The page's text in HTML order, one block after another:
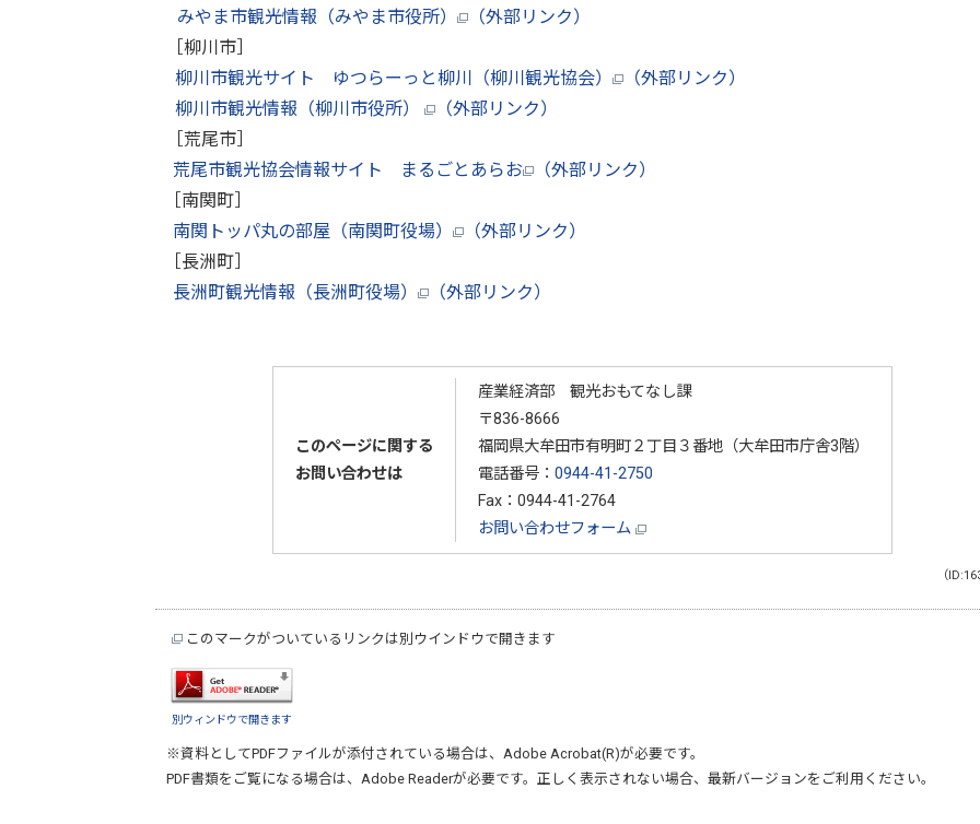
みやま市観光情報（みやま市役所）
（外部リンク）
［柳川市］
柳川市観光サイト ゆつらーっと柳川（柳川観光協会）
（外部リンク）
柳川市観光情報（柳川市役所）
（外部リンク）
［荒尾市］
荒尾市観光協会情報サイト まるごとあらお
（外部リンク）
［南関町］
南関トッパ丸の部屋（南関町役場）
（外部リンク）
［長洲町］
長洲町観光情報（長洲町役場）
（外部リンク）
このページに関する
お問い合わせは
産業経済部 観光おもてなし課
〒836-8666
福岡県大牟田市有明町２丁目３番地（大牟田市庁舎3階）
電話番号： 0944-41-2750
Fax：0944-41-2764
お問い合わせフォーム
（
このマークがついているリンクは別ウインドウで開きます
別ウィンドウで開きます
※資料としてPDFファイルが添付されている場合は、 Adobe Acrobat(R)が必要です。
PDF書類をご覧になる場合は、 Adobe Readerが必要です。正しく表示されない場合、最新バージョンをご利用ください。